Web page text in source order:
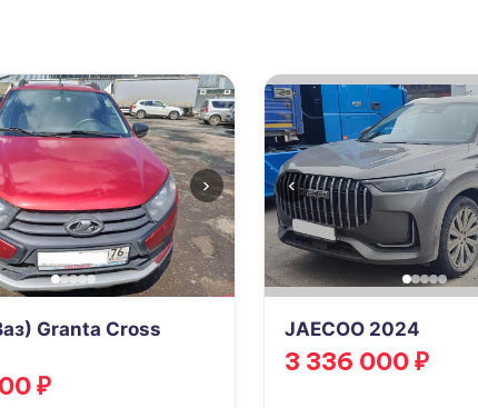
›
Granta Cross
₽
‹
JAECOO 2024
3 336 000 ₽